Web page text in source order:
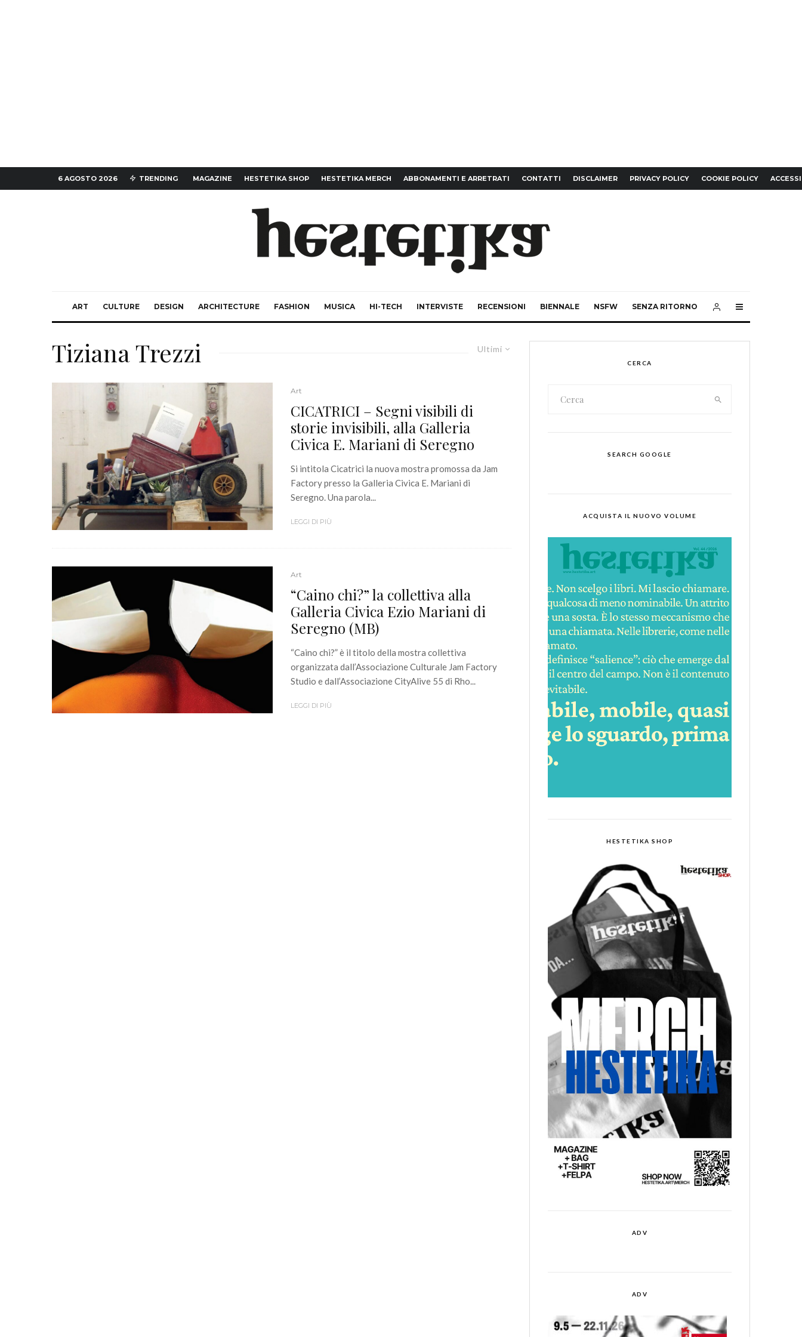
6 AGOSTO 2026 TRENDING MAGAZINE HESTETIKA SHOP HESTETIKA MERCH ABBONAMENTI E ARRETRATI CONTATTI DISCLAIMER PRIVACY POLICY COOKIE POLICY
ART CULTURE DESIGN ARCHITECTURE FASHION MUSICA HI-TECH INTERVISTE RECENSIONI BIENNALE NSFW SENZA RITORNO
Ultimi
Tiziana Trezzi
Art
CICATRICI – Segni visibili di
storie invisibili, alla Galleria
Civica E. Mariani di Seregno
Si intitola Cicatrici la nuova mostra promossa da Jam
Factory presso la Galleria Civica E. Mariani di
Seregno. Una parola...
LEGGI DI PIÙ
Art
“Caino chi?” la collettiva alla
Galleria Civica Ezio Mariani di
Seregno (MB)
“Caino chi?” è il titolo della mostra collettiva
organizzata dall’Associazione Culturale Jam Factory
Studio e dall’Associazione CityAlive 55 di Rho...
LEGGI DI PIÙ
CERCA
SEARCH GOOGLE
ACQUISTA IL NUOVO VOLUME
HESTETIKA SHOP
ADV
ADV